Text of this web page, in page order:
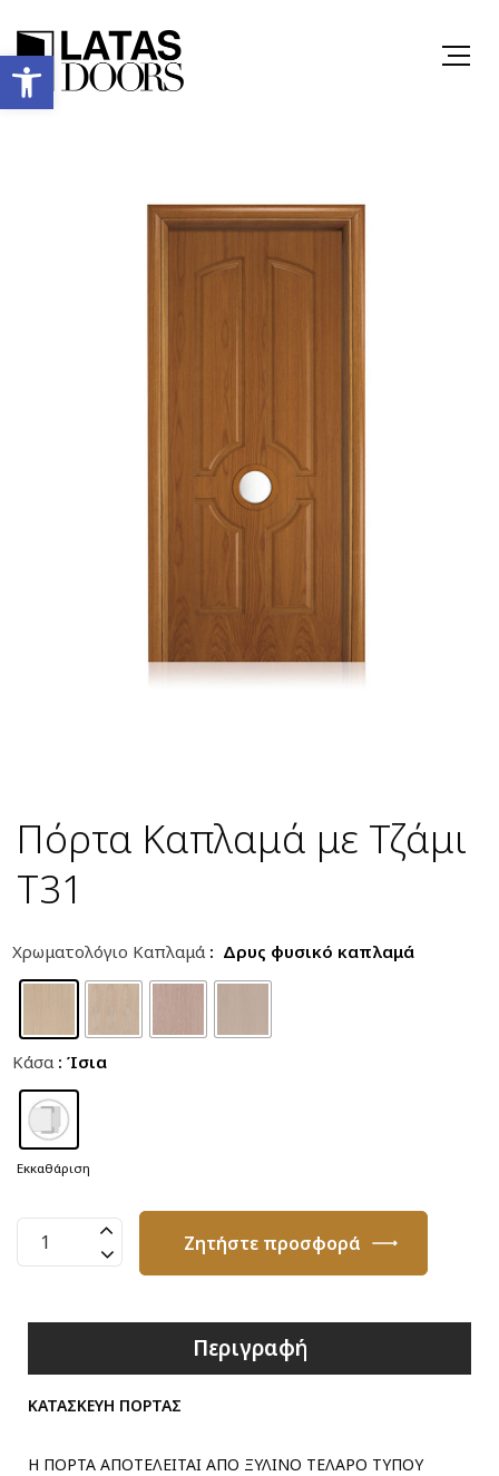
Ανοίξτε τη γραμμή εργαλείων
Πόρτα Καπλαμά με Τζάμι
T31
Χρωματολόγιο Καπλαμά : Δρυς φυσικό καπλαμά
Κάσα : Ίσια
Εκκαθάριση
Πόρτα
Καπλαμά
Ζητήστε προσφορά
Περιγραφή
ΚΑΤΑΣΚΕΥΗ ΠΟΡΤΑΣ
Η ΠΟΡΤΑ ΑΠΟΤΕΛΕΙΤΑΙ ΑΠΟ ΞΥΛΙΝΟ ΤΕΛΑΡΟ ΤΥΠΟΥ